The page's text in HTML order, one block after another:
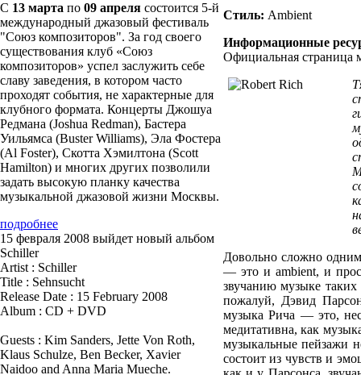
C 13 марта по 09 апреля состоится 5-й
международный джазовый фестиваль
"Союз композиторов". За год своего
существования клуб «Союз
композиторов» успел заслужить себе
славу заведения, в котором часто
проходят события, не характерные для
клубного формата. Концерты Джошуа
Редмана (Joshua Redman), Бастера
Уильямса (Buster Williams), Эла Фостера
(Al Foster), Скотта Хэмилтона (Scott
Hamilton) и многих других позволили
задать высокую планку качества
музыкальной джазовой жизни Москвы.
подробнее
15 февраля 2008 выйдет новый альбом
Schiller
Artist : Schiller
Title : Sehnsucht
Release Date : 15 February 2008
Album : CD + DVD
Guests : Kim Sanders, Jette Von Roth,
Klaus Schulze, Ben Becker, Xavier
Naidoo and Anna Maria Mueche.
Стиль: Ambient
Информационные
Официальная страница
Довольно сложно
— это и ambient, и
звучанию музыке
пожалуй, Дэвид
музыка Рича — это,
медитативна, как
музыкальные пейзажи
состоит из чувств и